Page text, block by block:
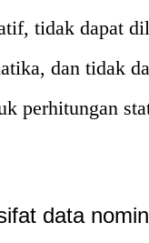
tidak dapat
dan tidak
perhitungan
data